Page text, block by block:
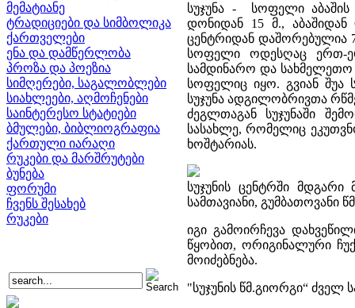
მემატიანე
ტრადიციები და სიმბოლიკა
ქართველები
ენა და დამწერლობა
პროზა და პოეზია
სიმღერები, საგალობლები
სიახლეები, აღმოჩენები
საინტერესო სტატიები
ბმულები, ბიბლიოგრაფია
ქართული იარაღი
რუკები და მარშრუტები
ბუნება
ფორუმი
ჩვენს შესახებ
რუკები
სუჯუნა - სოფელი აბაშის
დონიდან 15 მ.,
ცენტრიდან დაშორებულია
სოფელი ოდესღაც ერთ-
სამდინარო და სახმელეთო
სოფელიც იყო. გვიან შუა
სუჯუნა ადგილობრივთა
ძეგლთაგან სუჯუნაში
სასახლე, რომელიც
ხოშტარიას.
სუჯუნის ცენტრში მდგარი
სამთავიანი, გუმბათოვანი
იგი გამოირჩევა
წყობით, ორიგინალური
მოიძებნება.
"სუჯუნის წმ.გიორგი“